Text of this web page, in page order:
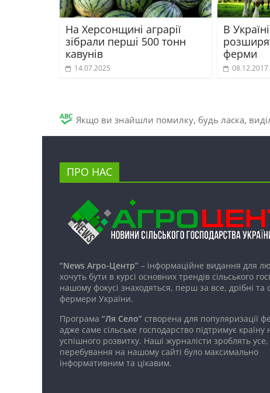
На Херсонщині аграрії
зібрали перші 500 тонн
кавунів
14.07.2025
В Україні
ферми
08.12.2017
Якщо ви знайшли помилку, будь ласка,
ПРО НАС
“News Агро-Центр” – інформаційне видання для
хочуть бути в курсі основних трендів сільського
нашому фокусі знаходяться, перш за все, дрібні та
фермери України.
Програма “Ля Село” створена для популяризації
адже саме сільське господарство підтримує
успішного розвитку. Наші журналісти зроблять
перебування на нашому сайті було максимально
інформативним та цікавим.